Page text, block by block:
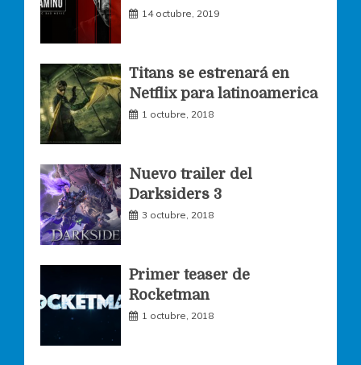
b
o
o
a
g
m
t
r
14 octubre, 2019
Titans se estrenará en
Netflix para latinoamerica
1 octubre, 2018
Nuevo trailer del
Darksiders 3
3 octubre, 2018
Primer teaser de
Rocketman
1 octubre, 2018